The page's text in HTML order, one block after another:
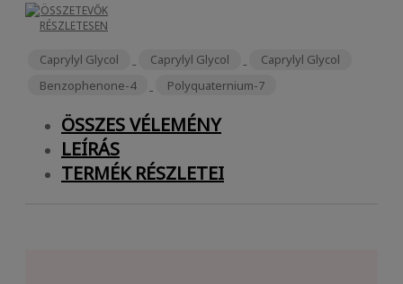
ÖSSZETEVŐK
RÉSZLETESEN
Caprylyl Glycol Caprylyl Glycol
Caprylyl Glycol
Benzophenone-4
Polyquaternium-7
ÖSSZES VÉLEMÉNY
LEÍRÁS
TERMÉK RÉSZLETEI